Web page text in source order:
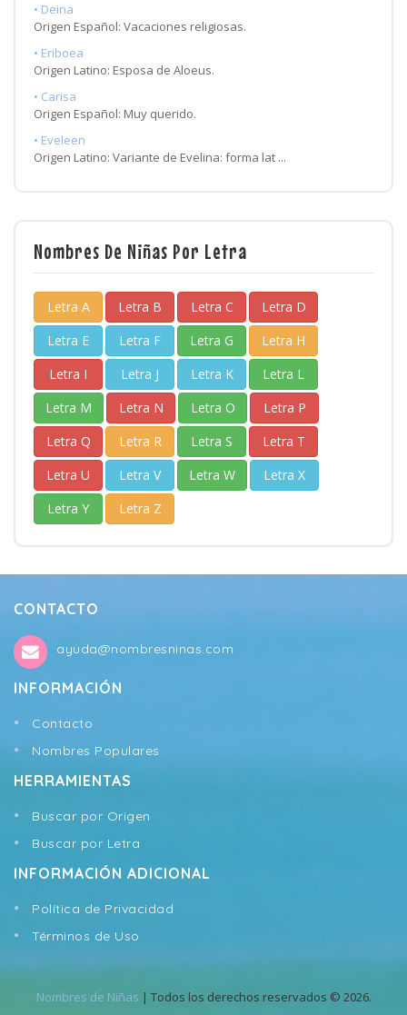
• Deina
Origen Español: Vacaciones religiosas.
• Eriboea
Origen Latino: Esposa de Aloeus.
• Carisa
Origen Español: Muy querido.
• Eveleen
Origen Latino: Variante de Evelina: forma lat ...
Nombres De Niñas Por Letra
Letra A Letra B Letra C
Letra D
Letra E
Letra F Letra G
Letra H
Letra I
Letra J Letra K
Letra L
Letra M
Letra N Letra O
Letra P
Letra Q
Letra R Letra S
Letra T
Letra U
Letra V Letra W
Letra X
Letra Y
Letra Z
CONTACTO
ayuda@nombresninas.com
INFORMACIÓN
Contacto
Nombres Populares
HERRAMIENTAS
Buscar por Origen
Buscar por Letra
INFORMACIÓN ADICIONAL
Política de Privacidad
Términos de Uso
Nombres de Niñas | Todos los derechos reservados © 2026.